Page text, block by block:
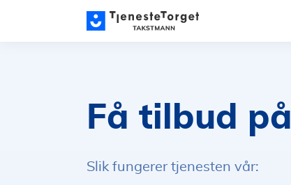
Få tilbud på
Slik fungerer tjenesten vår: